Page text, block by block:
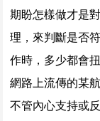
期盼怎樣做才是
理，來判斷是否
作時，多少都會
網路上流傳的某
不管內心支持或